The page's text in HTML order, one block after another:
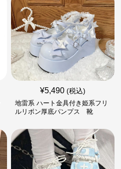
¥5,490 (税込)
地雷系 ハート金具付き姫系フリ
ルリボン厚底パンプス 靴